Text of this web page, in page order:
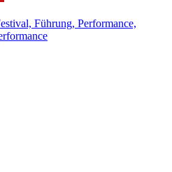
Führung, Performance,